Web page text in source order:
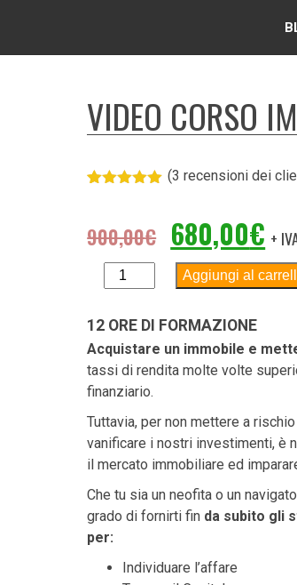
VIDEO CORSO
di
(3 recensioni dei
900,00€ IL
PREZZO
ORIGINALE
ERA:
900,00€.
680,00€ +
Video
Corso
a
Reddito
quantità
Aggiungi al
12 ORE DI FORMAZIONE
Acquistare un immobile e
tassi di rendita molte volte
finanziario.
Tuttavia, per non mettere a
vanificare i nostri investimenti, è
il mercato immobiliare ed
Che tu sia un neofita o un
grado di fornirti fin da subito gli
per:
Individuare l’affare